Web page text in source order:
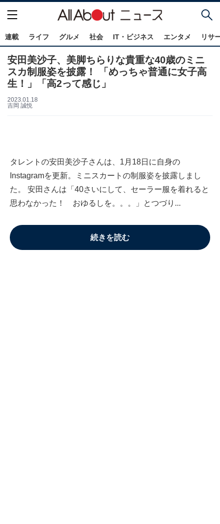
連載 ライフ グルメ 社会 IT・ビジネス エンタメ リサ
安田美沙子、美脚ちらりな貴重な40歳のミニ
スカ制服姿を披露！ 「めっちゃ普通に女子高
生！」「高2って感じ」
2023.01.18
吉岡 誠悦
タレントの安田美沙子さんは、1月18日に自身の
Instagramを更新。ミニスカートの制服姿を披露しまし
た。 安田さんは「40さいにして、セーラー服を着れると
思わなかった！ おゆるしを。。。」とつづり...
続きを読む